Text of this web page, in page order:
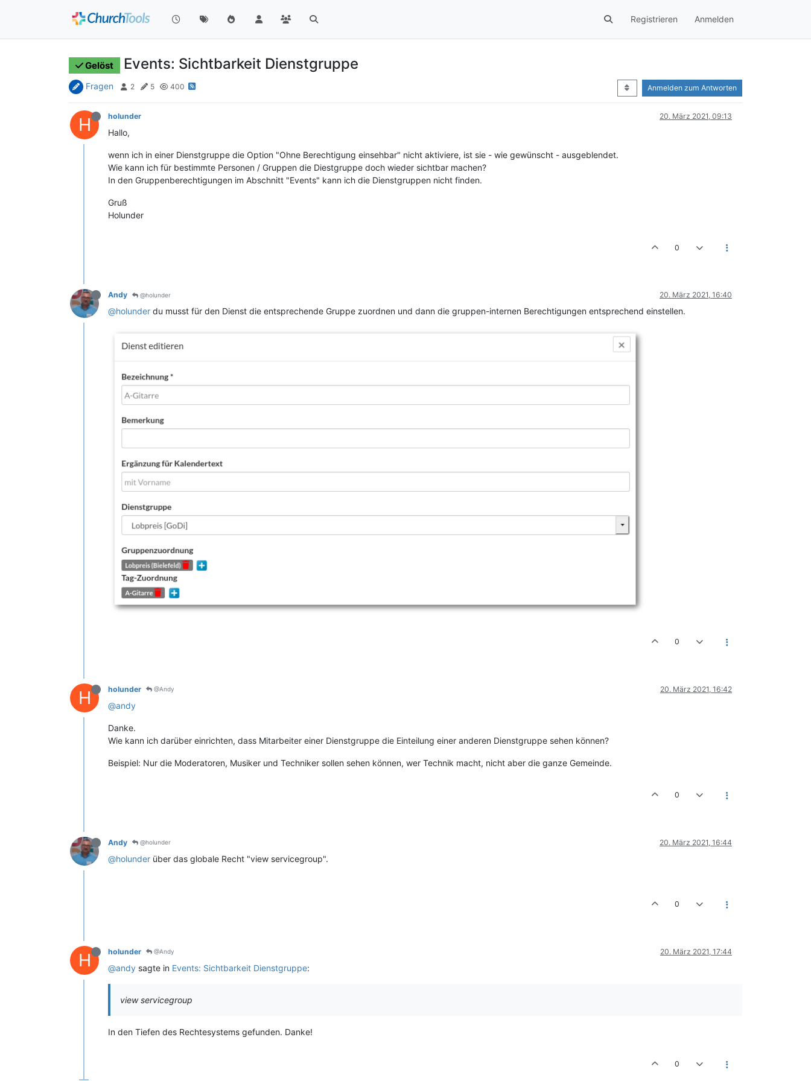
Registrieren Anmelden
Gelöst Events: Sichtbarkeit Dienstgruppe
Fragen 2 5 400 Anmelden zum Antworten
H holunder 20. März 2021, 09:13
Hallo,
wenn ich in einer Dienstgruppe die Option "Ohne Berechtigung einsehbar" nicht aktiviere, ist sie - wie gewünscht - ausgeblendet.
Wie kann ich für bestimmte Personen / Gruppen die Diestgruppe doch wieder sichtbar machen?
In den Gruppenberechtigungen im Abschnitt "Events" kann ich die Dienstgruppen nicht finden.
Gruß
Holunder
0
Andy @holunder 20. März 2021, 16:40
@holunder du musst für den Dienst die entsprechende Gruppe zuordnen und dann die gruppen-internen Berechtigungen entsprechend einstellen.
0
H holunder @Andy 20. März 2021, 16:42
@andy
Danke.
Wie kann ich darüber einrichten, dass Mitarbeiter einer Dienstgruppe die Einteilung einer anderen Dienstgruppe sehen können?
Beispiel: Nur die Moderatoren, Musiker und Techniker sollen sehen können, wer Technik macht, nicht aber die ganze Gemeinde.
0
Andy @holunder 20. März 2021, 16:44
@holunder über das globale Recht "view servicegroup".
0
H holunder @Andy 20. März 2021, 17:44
@andy sagte in Events: Sichtbarkeit Dienstgruppe:
view servicegroup
In den Tiefen des Rechtesystems gefunden. Danke!
0